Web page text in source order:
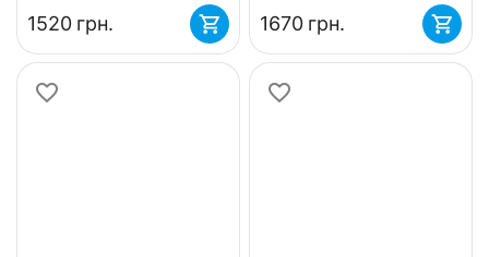
‍1520‍ грн. ‍1670‍ грн.